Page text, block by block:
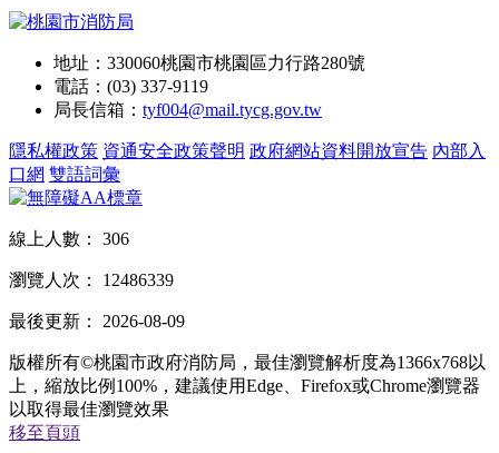
地址：330060桃園市桃園區力行路280號
電話：(03) 337-9119
局長信箱： tyf004@mail.tycg.gov.tw
隱私權政策 資通安全政策聲明 政府網站資料開放宣告 內部入
口網 雙語詞彙
線上人數： 306
瀏覽人次： 12486339
最後更新： 2026-08-09
版權所有©桃園市政府消防局，最佳瀏覽解析度為1366x768以
上，縮放比例100%，建議使用Edge、Firefox或Chrome瀏覽器
以取得最佳瀏覽效果
移至頁頭